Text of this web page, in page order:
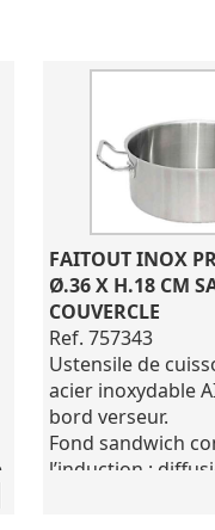
FAITOUT INOX
Ø.36 X H.18 CM
COUVERCLE
Ref. 757343
Ustensile de
acier inoxydable
bord verseur.
Fond sandwich
l’induction :